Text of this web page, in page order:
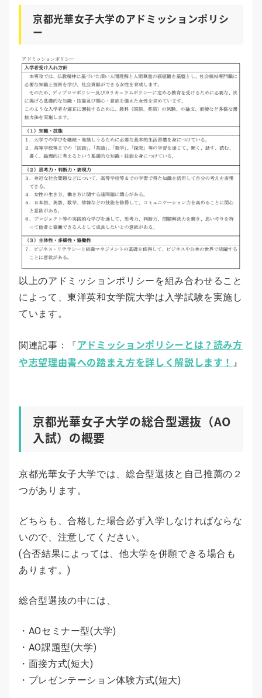
京都光華女子大学のアドミッションポリシ
ー
以上のアドミッションポリシーを組み合わせること
によって、東洋英和女学院大学は入学試験を実施し
ています。
関連記事：『アドミッションポリシーとは？読み方
や志望理由書への踏まえ方を詳しく解説します！ 』
京都光華女子大学の総合型選抜（AO
入試）の概要
京都光華女子大学では、総合型選抜と自己推薦の２
つがあります。
どちらも、合格した場合必ず入学しなければならな
いので、注意してください。
(合否結果によっては、他大学を併願できる場合も
あります。)
総合型選抜の中には、
・AOセミナー型(大学)
・AO課題型(大学)
・面接方式(短大)
・プレゼンテーション体験方式(短大)